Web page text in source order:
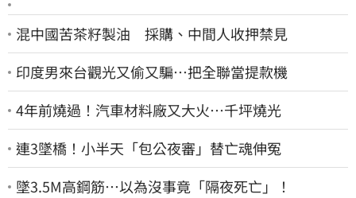
混中國苦茶籽製油 採購、中間人收押禁見
印度男來台觀光又偷又騙…把全聯當提款機
4年前燒過！汽車材料廠又大火…千坪燒光
連3墜橋！小半天「包公夜審」替亡魂伸冤
墜3.5M高鋼筋…以為沒事竟「隔夜死亡」！